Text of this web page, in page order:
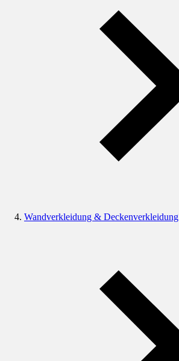
Wandverkleidung & Deckenverkleidung